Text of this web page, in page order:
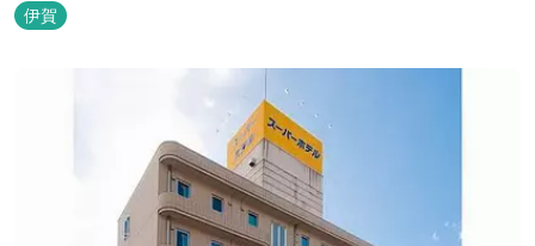
忍者の内装が施された部屋がいくつかあります。壁紙からトイレッ
トペーパーに至るまで、忍者に関連したデザインモチーフがあしら
われています。 伊賀上野城や伊賀流忍者博物館から徒歩わずか10
伊賀